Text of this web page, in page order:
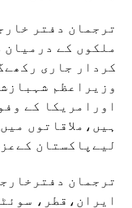
ترجمان دفتر
ملکوں کے
کردار جاری
وزیراعظم
اورامریکا کے
ہیں،ملاقاتوں
لیےپاکستان
ترجمان
ایران،قطر،